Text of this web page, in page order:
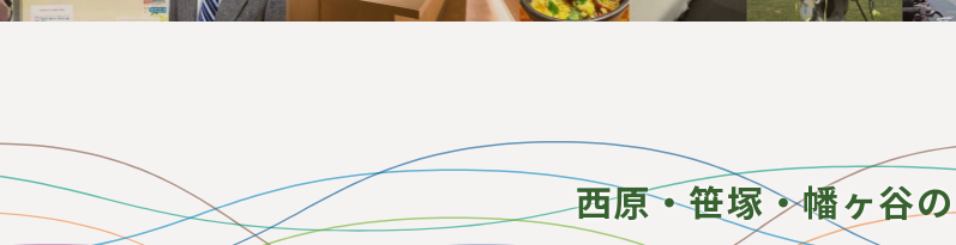
西原・笹塚・幡ヶ谷の